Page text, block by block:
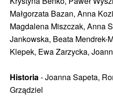
Małgorzata Bazan, Anna
Magdalena Miszczak, Anna
Jankowska, Beata Mendrek-
Klepek, Ewa Zarzycka,
Historia- Joanna Sapeta,
Grządziel